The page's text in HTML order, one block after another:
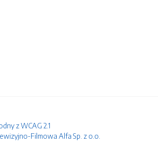
z WCAG 2.1
Filmowa Alfa Sp. z o.o.